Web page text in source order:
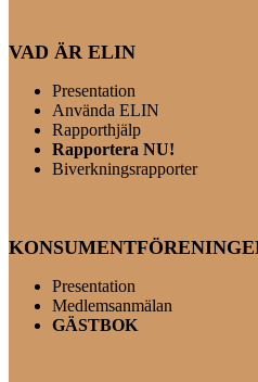
VAD ÄR ELIN
Presentation
Använda ELIN
Rapporthjälp
Rapportera NU!
Biverkningsrapporter
Presentation
Medlemsanmälan
GÄSTBOK